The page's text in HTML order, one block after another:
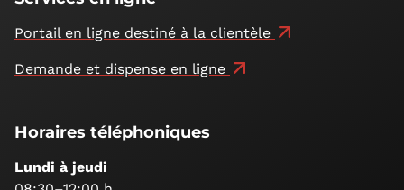
Portail en ligne destiné à la clientèle
Demande et dispense en ligne
Horaires téléphoniques
Lundi à jeudi